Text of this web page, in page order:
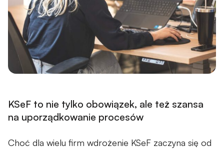
KSeF to nie tylko obowiązek, ale też szansa
na uporządkowanie procesów
Choć dla wielu firm wdrożenie KSeF zaczyna się od